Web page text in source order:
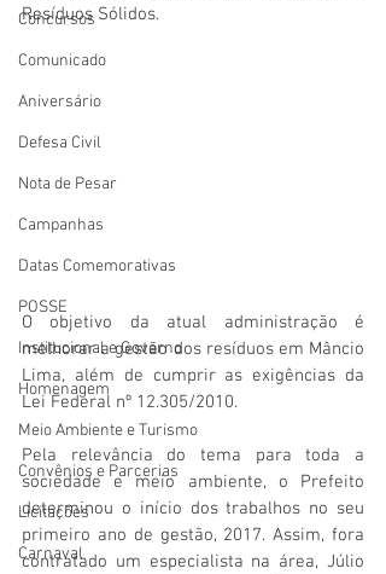
Concursos
Comunicado
Aniversário
Defesa Civil
Nota de Pesar
Campanhas
Datas Comemorativas
POSSE
Institucional e Governo
Homenagem
Meio Ambiente e Turismo
Convênios e Parcerias
Licitações
Carnaval
Resíduos Sólidos.
O objetivo da atual administração é
melhorar a gestão dos resíduos em Mâncio
Lima, além de cumprir as exigências da
Lei Federal nº 12.305/2010.
Pela relevância do tema para toda a
sociedade e meio ambiente, o Prefeito
determinou o início dos trabalhos no seu
primeiro ano de gestão, 2017. Assim, fora
contratado um especialista na área, Júlio